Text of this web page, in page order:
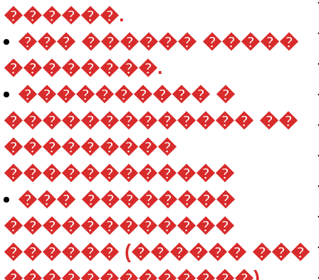
������.
��� ������ �����
��������.
���������� �
������������� ��
���������
������������
��� ��������
������������
������ (������ ���